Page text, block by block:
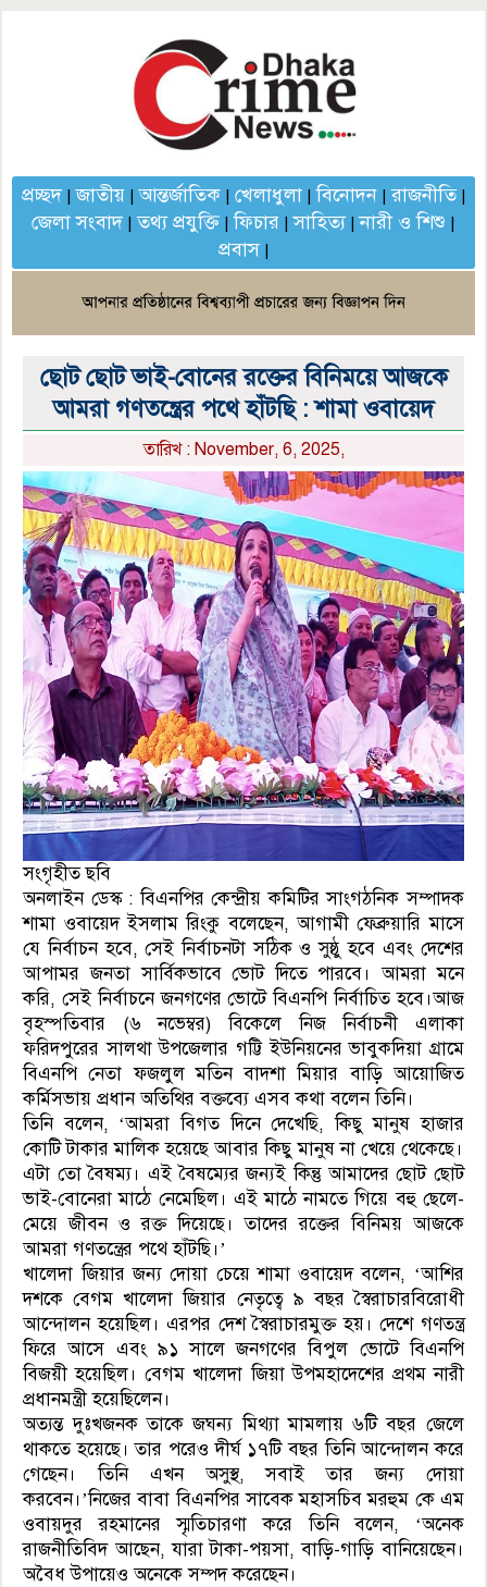
প্রচ্ছদ|জাতীয়|আন্তর্জাতিক| খেলাধুলা|বিনোদন|রাজনীতি|
জেলা সংবাদ|তথ্য প্রযুক্তি |ফিচার |সাহিত্য|নারী ও শিশু |
প্রবাস|
ছোট ছোট ভাই-বোনের রক্তের বিনিময়ে আজকে
আমরা গণতন্ত্রের পথে হাঁটছি : শামা ওবায়েদ
তারিখ : November, 6, 2025,
সংগৃহীত ছবি
অনলাইন ডেস্ক : বিএনপির কেন্দ্রীয় কমিটির সাংগঠনিক সম্পাদক
শামা ওবায়েদ ইসলাম রিংকু বলেছেন, আগামী ফেব্রুয়ারি মাসে
যে নির্বাচন হবে, সেই নির্বাচনটা সঠিক ও সুষ্ঠু হবে এবং দেশের
আপামর জনতা সার্বিকভাবে ভোট দিতে পারবে। আমরা মনে
করি, সেই নির্বাচনে জনগণের ভোটে বিএনপি নির্বাচিত হবে।আজ
বৃহস্পতিবার (৬ নভেম্বর) বিকেলে নিজ নির্বাচনী এলাকা
ফরিদপুরের সালথা উপজেলার গট্টি ইউনিয়নের ভাবুকদিয়া গ্রামে
বিএনপি নেতা ফজলুল মতিন বাদশা মিয়ার বাড়ি আয়োজিত
কর্মিসভায় প্রধান অতিথির বক্তব্যে এসব কথা বলেন তিনি।
তিনি বলেন, ‘আমরা বিগত দিনে দেখেছি, কিছু মানুষ হাজার
কোটি টাকার মালিক হয়েছে আবার কিছু মানুষ না খেয়ে থেকেছে।
এটা তো বৈষম্য। এই বৈষম্যের জন্যই কিন্তু আমাদের ছোট ছোট
ভাই-বোনেরা মাঠে নেমেছিল। এই মাঠে নামতে গিয়ে বহু ছেলে-
মেয়ে জীবন ও রক্ত দিয়েছে। তাদের রক্তের বিনিময় আজকে
আমরা গণতন্ত্রের পথে হাঁটছি।’
খালেদা জিয়ার জন্য দোয়া চেয়ে শামা ওবায়েদ বলেন, ‘আশির
দশকে বেগম খালেদা জিয়ার নেতৃত্বে ৯ বছর স্বৈরাচারবিরোধী
আন্দোলন হয়েছিল। এরপর দেশ স্বৈরাচারমুক্ত হয়। দেশে গণতন্ত্র
ফিরে আসে এবং ৯১ সালে জনগণের বিপুল ভোটে বিএনপি
বিজয়ী হয়েছিল। বেগম খালেদা জিয়া উপমহাদেশের প্রথম নারী
প্রধানমন্ত্রী হয়েছিলেন।
অত্যন্ত দুঃখজনক তাকে জঘন্য মিথ্যা মামলায় ৬টি বছর জেলে
থাকতে হয়েছে। তার পরেও দীর্ঘ ১৭টি বছর তিনি আন্দোলন করে
গেছেন। তিনি এখন অসুস্থ, সবাই তার জন্য দোয়া
করবেন।’নিজের বাবা বিএনপির সাবেক মহাসচিব মরহুম কে এম
ওবায়দুর রহমানের স্মৃতিচারণা করে তিনি বলেন, ‘অনেক
রাজনীতিবিদ আছেন, যারা টাকা-পয়সা, বাড়ি-গাড়ি বানিয়েছেন।
অবৈধ উপায়েও অনেকে সম্পদ করেছেন।